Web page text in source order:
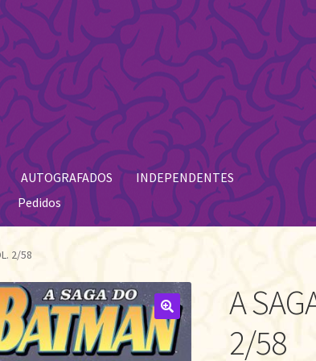
AUTOGRAFADOS
INDEPENDENTES
Pedidos
2/58
🔍
A
2/58